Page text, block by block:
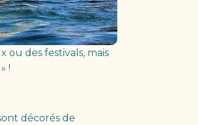
des festivals, mais
!
décorés de